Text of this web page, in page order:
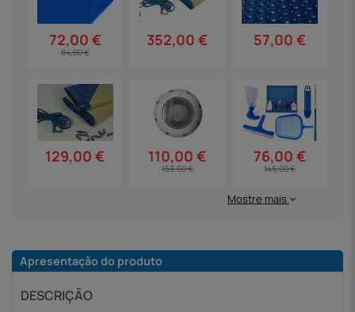
72,00 €
84,00 €
352,00 € 57,00 €
129,00 € 110,00 €
153,00 €
76,00 €
146,00 €
Mostre mais
Apresentação do produto
DESCRIÇÃO